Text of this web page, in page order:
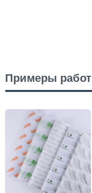
Примеры работ